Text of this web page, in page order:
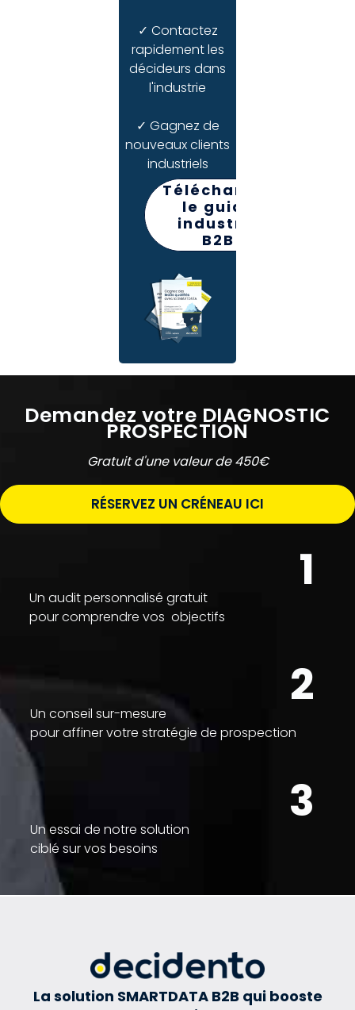
✓ Contactez
rapidement les
décideurs dans
l'industrie
✓ Gagnez de
nouveaux clients
industriels
Téléchargez
le guide
industrie
B2B
Demandez votre DIAGNOSTIC
PROSPECTION
Gratuit d'une valeur de 450€
RÉSERVEZ UN CRÉNEAU ICI
1
Un audit personnalisé gratuit
pour comprendre vos objectifs
2
Un conseil sur-mesure
pour affiner votre stratégie de prospection
3
Un essai de notre solution
ciblé sur vos besoins
La solution SMARTDATA B2B qui booste